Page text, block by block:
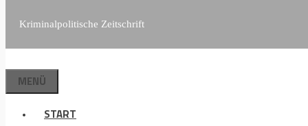
Kriminalpolitische Zeitschrift
MENÜ
START